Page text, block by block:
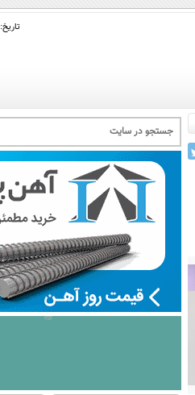
تاریخ: